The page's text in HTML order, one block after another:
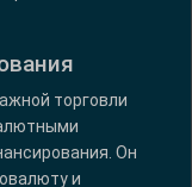
торговли
Он
и